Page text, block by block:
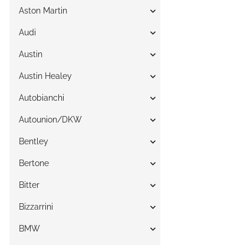
Aston Martin
Audi
Austin
Austin Healey
Autobianchi
Autounion/DKW
Bentley
Bertone
Bitter
Bizzarrini
BMW